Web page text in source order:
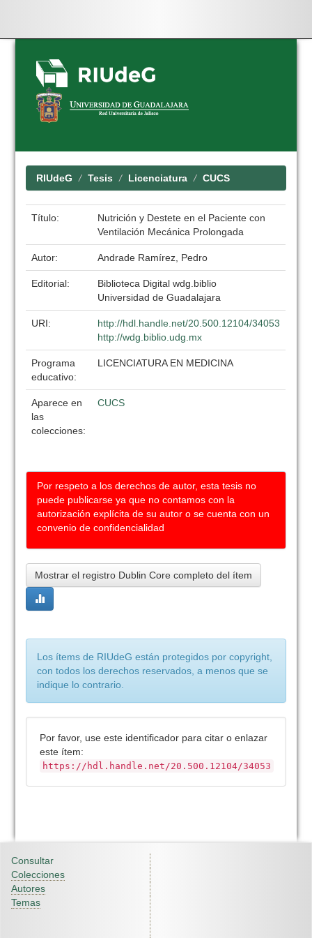
Skip
navigation
RIUdeG Tesis Licenciatura CUCS
Título:
Nutrición y Destete en el Paciente con
Ventilación Mecánica Prolongada
Autor: Andrade Ramírez, Pedro
Editorial:
Biblioteca Digital wdg.biblio
Universidad de Guadalajara
URI:
http://hdl.handle.net/20.500.12104/34053
http://wdg.biblio.udg.mx
Programa
educativo:
LICENCIATURA EN MEDICINA
Aparece en
las
colecciones:
CUCS
Por respeto a los derechos de autor, esta tesis no
puede publicarse ya que no contamos con la
autorización explícita de su autor o se cuenta con un
convenio de confidencialidad
Mostrar el registro Dublin Core completo del ítem
Los ítems de RIUdeG están protegidos por copyright,
con todos los derechos reservados, a menos que se
indique lo contrario.
Por favor, use este identificador para citar o enlazar
este ítem:
https://hdl.handle.net/20.500.12104/34053
Consultar
Colecciones
Autores
Temas